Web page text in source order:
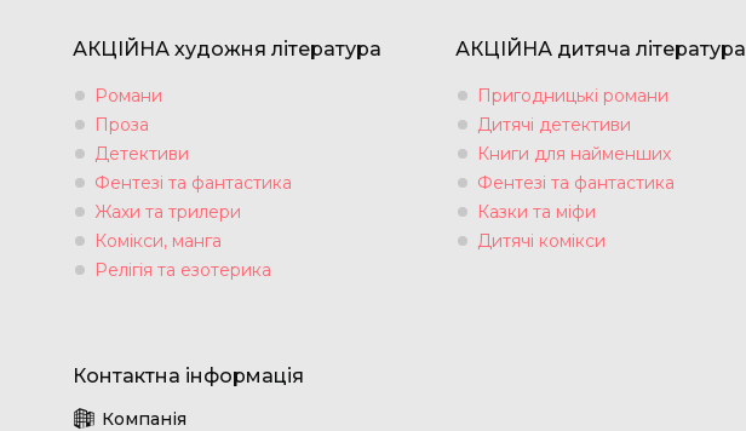
АКЦІЙНА художня література
Романи
Проза
Детективи
Фентезі та фантастика
Жахи та трилери
Комікси, манга
Релігія та езотерика
АКЦІЙНА дитяча література
Пригодницькі романи
Дитячі детективи
Книги для найменших
Фентезі та фантастика
Казки та міфи
Дитячі комікси